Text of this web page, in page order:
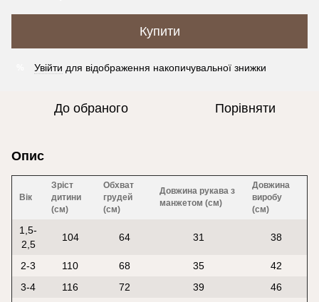
Купити
Увійти для відображення накопичувальної знижки
До обраного Порівняти
Опис
Вік
Зріст
дитини
(см)
Обхват
грудей
(см)
Довжина рукава з
манжетом (см)
Довжина
виробу
(см)
1,5-
2,5
104 64 31 38
2-3 110 68 35
42
3-4
116 72 39
46